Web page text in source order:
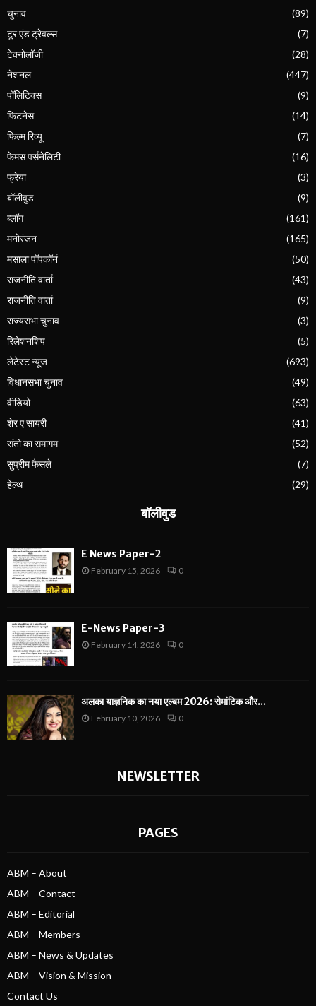
चुनाव
(89)
टूर एंड ट्रेवल्स
(7)
टेक्नोलॉजी
(28)
नेशनल
(447)
पॉलिटिक्स
(9)
फिटनेस
(14)
फिल्म रिव्यू
(7)
फेमस पर्सनेलिटी
(16)
फ्रेया
(3)
बॉलीवुड
(9)
ब्लॉग
(161)
मनोरंजन
(165)
मसाला पॉपकॉर्न
(50)
राजनीति वार्ता
(43)
राजनीति वार्ता
(9)
राज्यसभा चुनाव
(3)
रिलेशनशिप
(5)
लेटेस्ट न्यूज
(693)
विधानसभा चुनाव
(49)
वीडियो
(63)
शेर ए सायरी
(41)
संतो का समागम
(52)
सुप्रीम फैसले
(7)
हेल्थ
(29)
बॉलीवुड
E News Paper-2
February 15, 2026 0
E-News Paper-3
February 14, 2026 0
अलका याज्ञनिक का नया एल्बम 2026: रोमांटिक और...
February 10, 2026 0
NEWSLETTER
PAGES
ABM – About
ABM – Contact
ABM – Editorial
ABM – Members
ABM – News & Updates
ABM – Vision & Mission
Contact Us